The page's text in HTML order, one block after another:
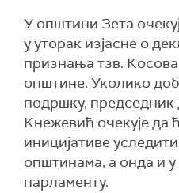
У општини Зета
у уторак изјасне о
признања тзв. Косова
општине. Уколико
подршку,
Кнежевић очекује да
иницијативе
општинама, а онда и
парламенту.